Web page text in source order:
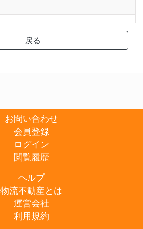
戻る
お問い合わせ
会員登録
ログイン
閲覧履歴
ヘルプ
物流不動産とは
運営会社
利用規約